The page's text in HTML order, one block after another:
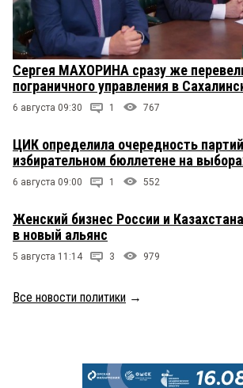
Сергея МАХОРИНА сразу же
пограничного управления в
6 августа 09:30 1 767
ЦИК определила очередность
избирательном бюллетене на
6 августа 09:00 1 552
Женский бизнес России и
в новый альянс
5 августа 11:14 3 979
Все новости политики →